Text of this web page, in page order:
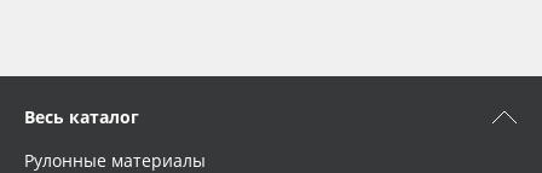
Весь каталог
Рулонные материалы